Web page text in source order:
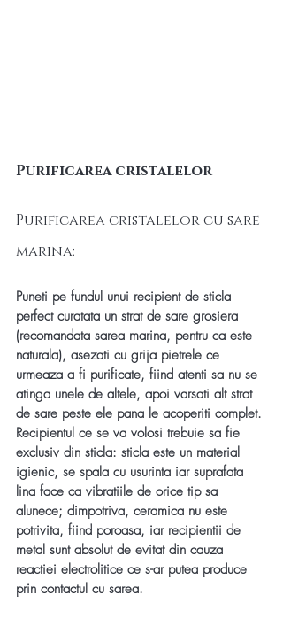
Purificarea cristalelor
Purificarea cristalelor cu sare
marina:
Puneti pe fundul unui recipient de sticla
perfect curatata un strat de sare grosiera
(recomandata sarea marina, pentru ca este
naturala), asezati cu grija pietrele ce
urmeaza a fi purificate, fiind atenti sa nu se
atinga unele de altele, apoi varsati alt strat
de sare peste ele pana le acoperiti complet.
Recipientul ce se va volosi trebuie sa fie
exclusiv din sticla: sticla este un material
igienic, se spala cu usurinta iar suprafata
lina face ca vibratiile de orice tip sa
alunece; dimpotriva, ceramica nu este
potrivita, fiind poroasa, iar recipientii de
metal sunt absolut de evitat din cauza
reactiei electrolitice ce s-ar putea produce
prin contactul cu sarea.